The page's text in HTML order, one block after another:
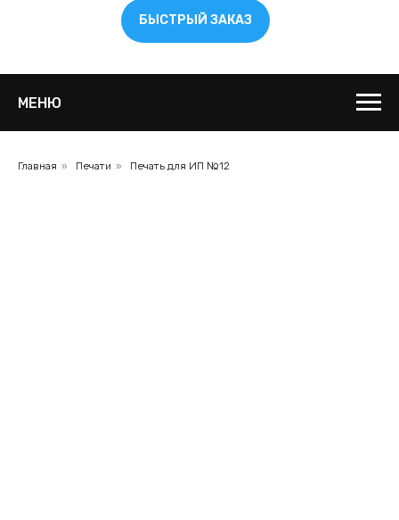
БЫСТРЫЙ ЗАКАЗ
МЕНЮ
Главная » Печати » Печать для ИП №12